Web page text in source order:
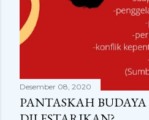
Desember 08, 2020
PANTASKAH